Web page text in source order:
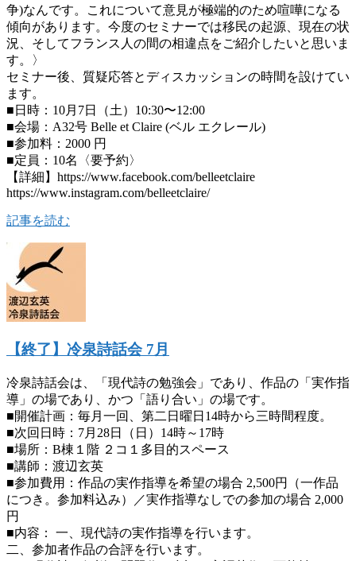
争)なんです。これについて意見が極端的のため喧嘩になる
傾向があります。今度のセミナーでは移民の起源、現在の状
況、そしてフランス人の間の相違点をご紹介したいと思いま
す。〉
セミナー後、質疑応答とディスカッションの時間を設けてい
ます。
■日時：10月7日（土）10:30〜12:00
■会場：A32号 Belle et Claire (ベル エクレール)
■参加料：2000 円
■定員：10名〈要予約〉
【詳細】https://www.facebook.com/belleetclaire
https://www.instagram.com/belleetclaire/
記事を読む
【終了】冷泉詩話会 7月
冷泉詩話会は、「現代詩の勉強会」であり、作品の「実作指
導」の場であり、かつ「語り合い」の場です。
■開催計画：毎月一回、第二日曜日14時から三時間程度。
■次回日時：7月28日（日）14時～17時
■場所：B棟１階 ２コ１多目的スペース
■講師：渡辺玄英
■参加費用：作品の実作指導を希望の場合 2,500円（一作品
につき。参加料込み）／実作指導なしでの参加の場合 2,000
円
■内容： 一、現代詩の実作指導を行います。
二、参加者作品の合評を行います。